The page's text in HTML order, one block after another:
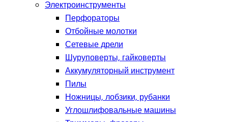
Электроинструменты
Перфораторы
Отбойные молотки
Сетевые дрели
Шуруповерты, гайковерты
Аккумуляторный инструмент
Пилы
Ножницы, лобзики, рубанки
Углошлифовальные машины